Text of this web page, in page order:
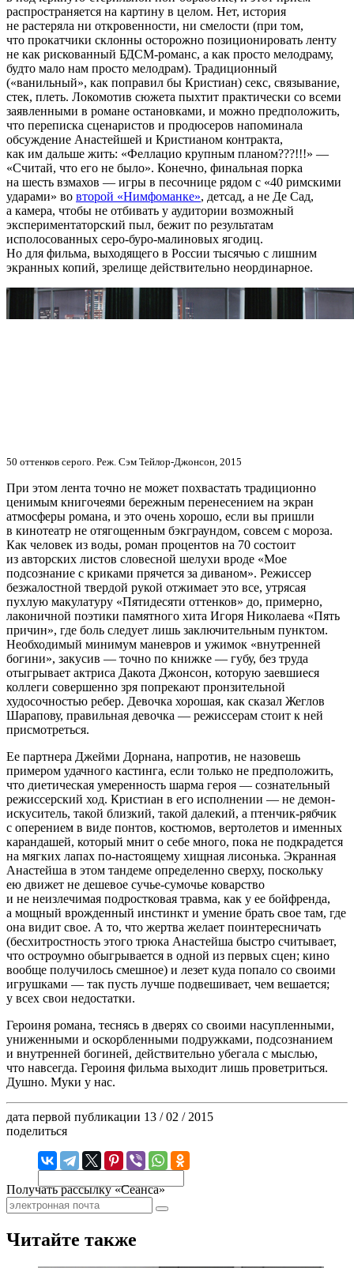
распространяется на картину в целом. Нет, история
не растеряла ни откровенности, ни смелости (при том,
что прокатчики склонны осторожно позиционировать ленту
не как рискованный БДСМ-романс, а как просто мелодраму,
будто мало нам просто мелодрам). Традиционный
(«ванильный», как поправил бы Кристиан) секс, связывание,
стек, плеть. Локомотив сюжета пыхтит практически со всеми
заявленными в романе остановками, и можно предположить,
что переписка сценаристов и продюсеров напоминала
обсуждение Анастейшей и Кристианом контракта,
как им дальше жить: «Феллацио крупным планом???!!!» —
«Считай, что его не было». Конечно, финальная порка
на шесть взмахов — игры в песочнице рядом с «40 римскими
ударами» во второй «Нимфоманке», детсад, а не Де Сад,
а камера, чтобы не отбивать у аудитории возможный
экспериментаторский пыл, бежит по результатам
исполосованных серо-буро-малиновых ягодиц.
Но для фильма, выходящего в России тысячью с лишним
экранных копий, зрелище действительно неординарное.
50 оттенков серого. Реж. Сэм Тейлор-Джонсон, 2015
При этом лента точно не может похвастать традиционно
ценимым книгочеями бережным перенесением на экран
атмосферы романа, и это очень хорошо, если вы пришли
в кинотеатр не отягощенным бэкграундом, совсем с мороза.
Как человек из воды, роман процентов на 70 состоит
из авторских листов словесной шелухи вроде «Мое
подсознание с криками прячется за диваном». Режиссер
безжалостной твердой рукой отжимает это все, утрясая
пухлую макулатуру «Пятидесяти оттенков» до, примерно,
лаконичной поэтики памятного хита Игоря Николаева «Пять
причин», где боль следует лишь заключительным пунктом.
Необходимый минимум маневров и ужимок «внутренней
богини», закусив — точно по книжке — губу, без труда
отыгрывает актриса Дакота Джонсон, которую заевшиеся
коллеги совершенно зря попрекают пронзительной
худосочностью ребер. Девочка хорошая, как сказал Жеглов
Шарапову, правильная девочка — режиссерам стоит к ней
присмотреться.
Ее партнера Джейми Дорнана, напротив, не назовешь
примером удачного кастинга, если только не предположить,
что диетическая умеренность шарма героя — сознательный
режиссерский ход. Кристиан в его исполнении — не демон-
искуситель, такой близкий, такой далекий, а птенчик-рябчик
с оперением в виде понтов, костюмов, вертолетов и именных
карандашей, который мнит о себе много, пока не подкрадется
на мягких лапах по-настоящему хищная лисонька. Экранная
Анастейша в этом тандеме определенно сверху, поскольку
ею движет не дешевое сучье-сумочье коварство
и не неизлечимая подростковая травма, как у ее бойфренда,
а мощный врожденный инстинкт и умение брать свое там, где
она видит свое. А то, что жертва желает поинтересничать
(бесхитростность этого трюка Анастейша быстро считывает,
что остроумно обыгрывается в одной из первых сцен; кино
вообще получилось смешное) и лезет куда попало со своими
игрушками — так пусть лучше подвешивает, чем вешается;
у всех свои недостатки.
Героиня романа, теснясь в дверях со своими насупленными,
униженными и оскорбленными подружками, подсознанием
и внутренней богиней, действительно убегала с мыслью,
что навсегда. Героиня фильма выходит лишь проветриться.
Душно. Муки у нас.
дата первой публикации 13 / 02 / 2015
поделиться
Получать рассылку «Сеанса»
Читайте также